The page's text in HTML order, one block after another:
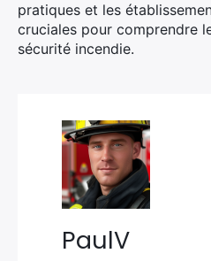
pratiques et les
cruciales pour comprendre
sécurité incendie.
PaulV